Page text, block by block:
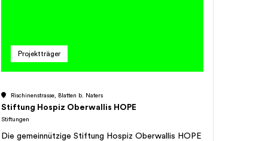
Projektträger
Rischinenstrasse, Blatten b. Naters
Stiftung Hospiz Oberwallis HOPE
Stiftungen
Die gemeinnützige Stiftung Hospiz Oberwallis HOPE